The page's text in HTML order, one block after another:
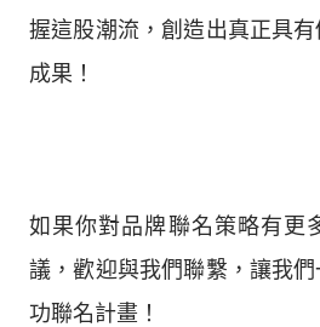
握這股潮流，創造出真正具
成果！
如果你對品牌聯名策略有更
議，歡迎與我們聯繫，讓我
功聯名計畫！